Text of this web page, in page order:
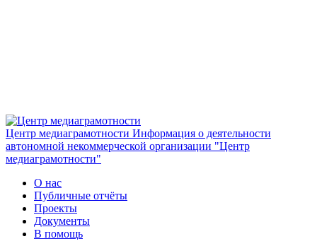
Центр медиаграмотности Информация о деятельности
автономной некоммерческой организации "Центр
медиаграмотности"
О нас
Публичные отчёты
Проекты
Документы
В помощь